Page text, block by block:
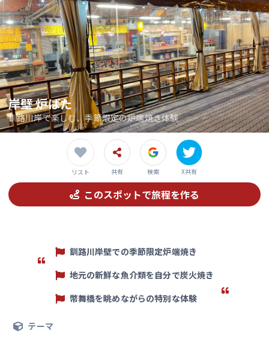
岸壁 炉ばた
釧路川岸で楽しむ、季節限定の炉端焼き体験
リスト 共有 検索 X共有
このスポットで旅程を作る
釧路川岸壁での季節限定炉端焼き
地元の新鮮な魚介類を自分で炭火焼き
幣舞橋を眺めながらの特別な体験
テーマ